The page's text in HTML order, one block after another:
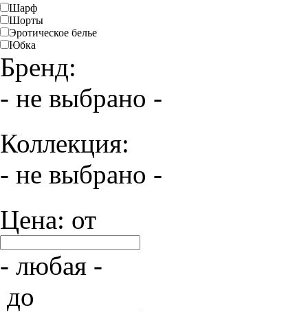
Шарф
Шорты
Эротическое белье
Юбка
Бренд:
- не выбрано -
Коллекция:
- не выбрано -
Цена: от
- любая -
до